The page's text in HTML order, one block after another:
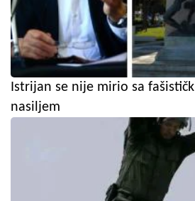
Istrijan se nije mirio sa
nasiljem